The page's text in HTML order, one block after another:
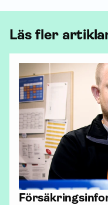
Läs fler